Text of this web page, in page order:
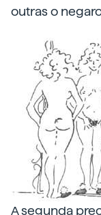
outras o
A segunda